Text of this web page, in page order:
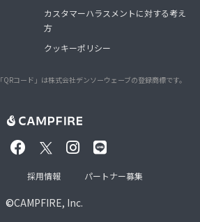
カスタマーハラスメントに対する考え
方
クッキーポリシー
「QRコード」は株式会社デンソーウェーブの登録商標です。
©CAMPFIRE, Inc.
採用情報 パートナー募集